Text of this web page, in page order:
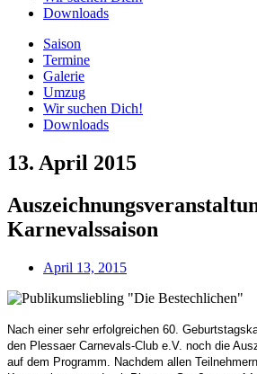
Downloads
Saison
Termine
Galerie
Umzug
Wir suchen Dich!
Downloads
13. April 2015
Karnevalssaison
April 13, 2015
Nach einer sehr erfolgreichen 60.
den Plessaer Carnevals-Club e.V. noch die
auf dem Programm. Nachdem allen